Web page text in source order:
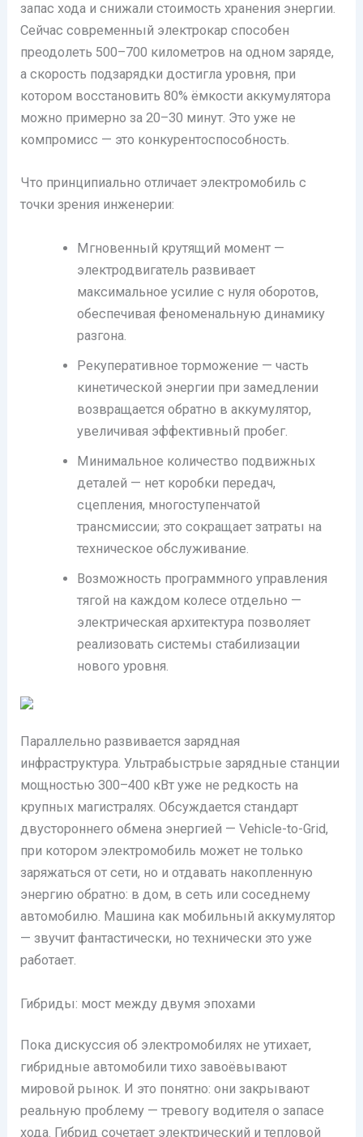
запас хода и снижали стоимость хранения энергии.
Сейчас современный электрокар способен
преодолеть 500–700 километров на одном заряде,
а скорость подзарядки достигла уровня, при
котором восстановить 80% ёмкости аккумулятора
можно примерно за 20–30 минут. Это уже не
компромисс — это конкурентоспособность.
Что принципиально отличает электромобиль с
точки зрения инженерии:
Мгновенный крутящий момент —
электродвигатель развивает
максимальное усилие с нуля оборотов,
обеспечивая феноменальную динамику
разгона.
Рекуперативное торможение — часть
кинетической энергии при замедлении
возвращается обратно в аккумулятор,
увеличивая эффективный пробег.
Минимальное количество подвижных
деталей — нет коробки передач,
сцепления, многоступенчатой
трансмиссии; это сокращает затраты на
техническое обслуживание.
Возможность программного управления
тягой на каждом колесе отдельно —
электрическая архитектура позволяет
реализовать системы стабилизации
нового уровня.
Параллельно развивается зарядная
инфраструктура. Ультрабыстрые зарядные станции
мощностью 300–400 кВт уже не редкость на
крупных магистралях. Обсуждается стандарт
двустороннего обмена энергией — Vehicle-to-Grid,
при котором электромобиль может не только
заряжаться от сети, но и отдавать накопленную
энергию обратно: в дом, в сеть или соседнему
автомобилю. Машина как мобильный аккумулятор
— звучит фантастически, но технически это уже
работает.
Гибриды: мост между двумя эпохами
Пока дискуссия об электромобилях не утихает,
гибридные автомобили тихо завоёвывают
мировой рынок. И это понятно: они закрывают
реальную проблему — тревогу водителя о запасе
хода. Гибрид сочетает электрический и тепловой